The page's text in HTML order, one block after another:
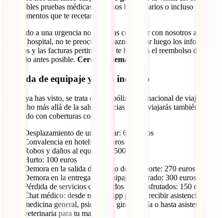
de posibles pruebas médicas, ingresos hospitalarios o incluso
medicamentos que te recetaran.
Si debido a una urgencia no pudieras contactar con nosotros antes
de ir al hospital, no te preocupes. Haznos llegar luego los informes
médicos y las facturas pertinentes y te haremos el reembolso de los
gastos lo antes posible. Cero problemas
Pérdida de equipaje y robo incluido
Como ya has visto, se trata de una póliza internacional de viaje que
va mucho más allá de la salud. Gracias a ello, viajarás también
protegido con coberturas como:
Desplazamiento de un familiar: 600 euros
Convalencia en hotel: 840 euros
Robos y daños al equipaje: 1500 euros
Hurto: 100 euros
Demora en la salida del medio de transporte: 270 euros
Demora en la entrega del equipaje facturado: 300 euros
Pérdida de servicios contratados y no disfrutados: 150 euros
Chat médico: desde nuestra app puedes recibir asistencia de
medicina general, psicología, ginecología o hasta asistencia
veterinaria para tu mascota.